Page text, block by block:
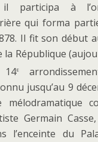
il participa à
qui forma
Il fit son début
la République
e
jusqu’au 9
mélodramatique
Germain
l’enceinte du